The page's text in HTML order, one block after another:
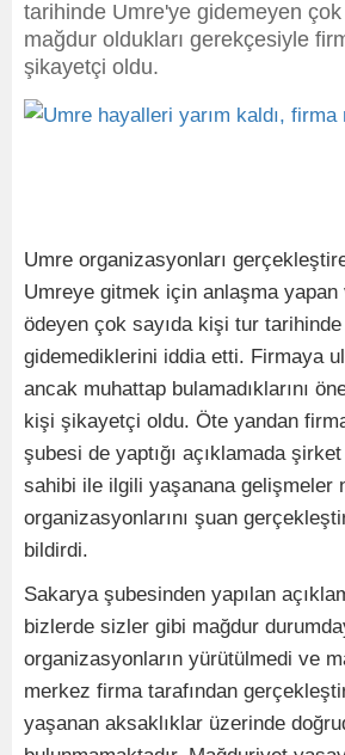
tarihinde Umre'ye gidemeyen çok
mağdur oldukları gerekçesiyle
şikayetçi oldu.
Umre organizasyonları
Umreye gitmek için anlaşma yapan
ödeyen çok sayıda kişi tur
gidemediklerini iddia etti. Firmaya
ancak muhattap bulamadıklarını
kişi şikayetçi oldu. Öte yandan
şubesi de yaptığı açıklamada
sahibi ile ilgili yaşanana gelişmeler
organizasyonlarını şuan
bildirdi.
Sakarya şubesinden yapılan
bizlerde sizler gibi mağdur
organizasyonların yürütülmedi ve
merkez firma tarafından
yaşanan aksaklıklar üzerinde